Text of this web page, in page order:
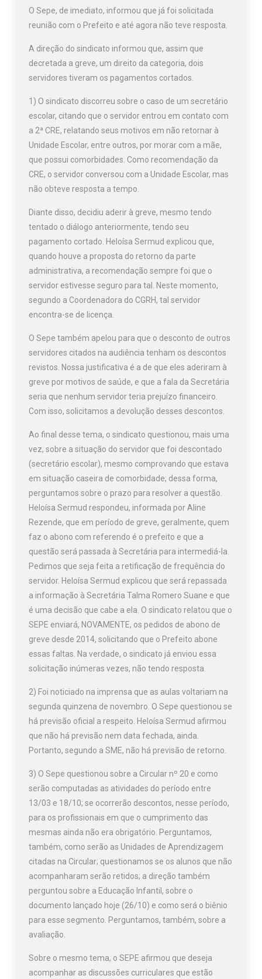
O Sepe, de imediato, informou que já foi solicitada
reunião com o Prefeito e até agora não teve resposta.
A direção do sindicato informou que, assim que
decretada a greve, um direito da categoria, dois
servidores tiveram os pagamentos cortados.
1) O sindicato discorreu sobre o caso de um secretário
escolar, citando que o servidor entrou em contato com
a 2ª CRE, relatando seus motivos em não retornar à
Unidade Escolar, entre outros, por morar com a mãe,
que possui comorbidades. Como recomendação da
CRE, o servidor conversou com a Unidade Escolar, mas
não obteve resposta a tempo.
Diante disso, decidiu aderir à greve, mesmo tendo
tentado o diálogo anteriormente, tendo seu
pagamento cortado. Heloísa Sermud explicou que,
quando houve a proposta do retorno da parte
administrativa, a recomendação sempre foi que o
servidor estivesse seguro para tal. Neste momento,
segundo a Coordenadora do CGRH, tal servidor
encontra-se de licença.
O Sepe também apelou para que o desconto de outros
servidores citados na audiência tenham os descontos
revistos. Nossa justificativa é a de que eles aderiram à
greve por motivos de saúde, e que a fala da Secretária
seria que nenhum servidor teria prejuízo financeiro.
Com isso, solicitamos a devolução desses descontos.
Ao final desse tema, o sindicato questionou, mais uma
vez, sobre a situação do servidor que foi descontado
(secretário escolar), mesmo comprovando que estava
em situação caseira de comorbidade; dessa forma,
perguntamos sobre o prazo para resolver a questão.
Heloísa Sermud respondeu, informada por Aline
Rezende, que em período de greve, geralmente, quem
faz o abono com referendo é o prefeito e que a
questão será passada à Secretária para intermediá-la.
Pedimos que seja feita a retificação de frequência do
servidor. Heloísa Sermud explicou que será repassada
a informação à Secretária Talma Romero Suane e que
é uma decisão que cabe a ela. O sindicato relatou que o
SEPE enviará, NOVAMENTE, os pedidos de abono de
greve desde 2014, solicitando que o Prefeito abone
essas faltas. Na verdade, o sindicato já enviou essa
solicitação inúmeras vezes, não tendo resposta.
2) Foi noticiado na imprensa que as aulas voltariam na
segunda quinzena de novembro. O Sepe questionou se
há previsão oficial a respeito. Heloísa Sermud afirmou
que não há previsão nem data fechada, ainda.
Portanto, segundo a SME, não há previsão de retorno.
3) O Sepe questionou sobre a Circular nº 20 e como
serão computadas as atividades do período entre
13/03 e 18/10; se ocorrerão descontos, nesse período,
para os profissionais em que o cumprimento das
mesmas ainda não era obrigatório. Perguntamos,
também, como serão as Unidades de Aprendizagem
citadas na Circular; questionamos se os alunos que não
acompanharam serão retidos; a direção também
perguntou sobre a Educação Infantil, sobre o
documento lançado hoje (26/10) e como será o biênio
para esse segmento. Perguntamos, também, sobre a
avaliação.
Sobre o mesmo tema, o SEPE afirmou que deseja
acompanhar as discussões curriculares que estão